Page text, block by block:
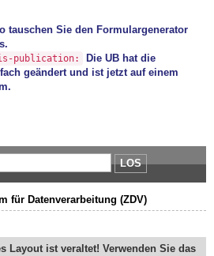
tauschen Sie den Formulargenerator
publication:
Die UB hat die
geändert und ist jetzt auf einem
LOS
für Datenverarbeitung (ZDV)
Layout ist veraltet! Verwenden Sie das